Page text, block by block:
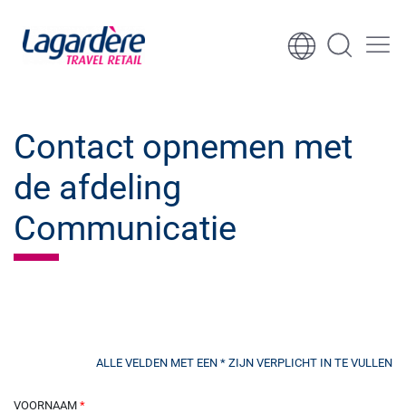
Ga naar inhoud
Contact opnemen met
de afdeling
Communicatie
ALLE VELDEN MET EEN * ZIJN VERPLICHT IN TE VULLEN
VOORNAAM